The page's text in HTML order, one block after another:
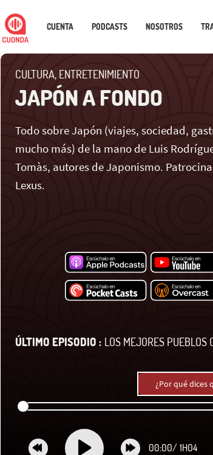
CUENTA PODCASTS NOSOTROS
CULTURA, ENTRETENIMIENTO
JAPÓN A FONDO
Todo sobre Japón (viajes, sociedad,
mucho más) de la mano de Luis
Tomàs, autores de Japonismo.
Lexus.
ÚLTIMO EPISODIO : LOS MEJORES PUEBLOS
¿Por qué dices
00:00/ 1H04